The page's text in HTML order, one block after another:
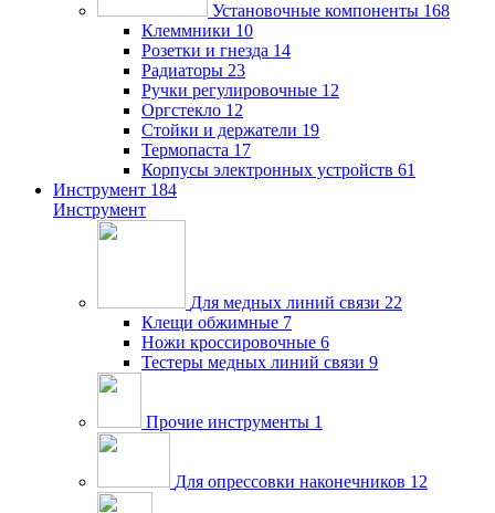
Установочные компоненты 168
Клеммники 10
Розетки и гнезда 14
Радиаторы 23
Ручки регулировочные 12
Оргстекло 12
Стойки и держатели 19
Термопаста 17
Корпусы электронных устройств 61
Инструмент 184
Инструмент
Для медных линий связи 22
Клещи обжимные 7
Ножи кроссировочные 6
Тестеры медных линий связи 9
Прочие инструменты 1
Для опрессовки наконечников 12